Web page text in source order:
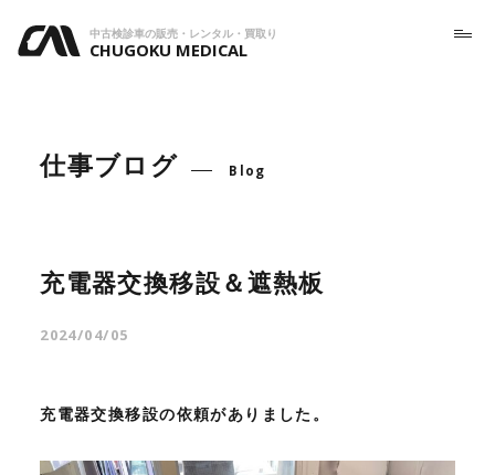
中古検診車の販売・レンタル・買取り
CHUGOKU MEDICAL
仕事ブログ Blog
充電器交換移設＆遮熱板
2024/04/05
充電器交換移設の依頼がありました。